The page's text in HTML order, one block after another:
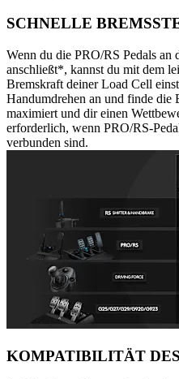
SCHNELLE
Wenn du die PRO/RS Pedals an
anschließt*, kannst du mit dem
Bremskraft deiner Load Cell
Handumdrehen an und finde die
maximiert und dir einen
erforderlich, wenn PRO/RS-
verbunden sind.
KOMPATIBILITÄT